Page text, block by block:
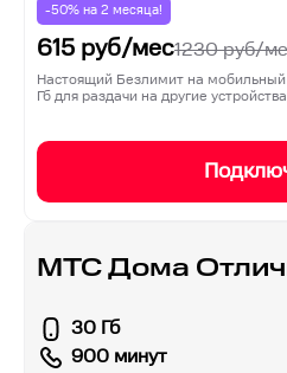
-50% на 2 месяца!
615 руб/мес1230руб/
Настоящий Безлимит на мобильный
Гб для раздачи на другие
МТС Дома
30 Гб
900 минут